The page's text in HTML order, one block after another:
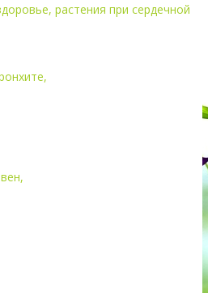
растения при сердечной